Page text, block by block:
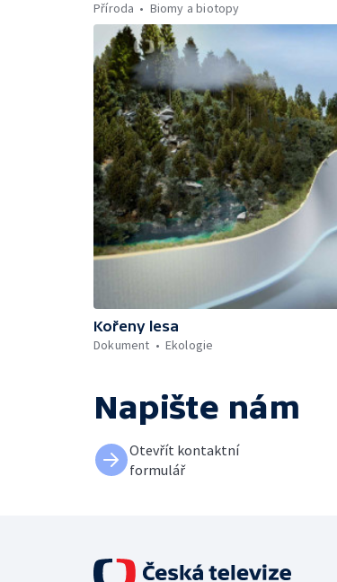
Příroda
Biomy a biotopy
Kořeny lesa
Dokument
Ekologie
Napište nám
Otevřít kontaktní
formulář